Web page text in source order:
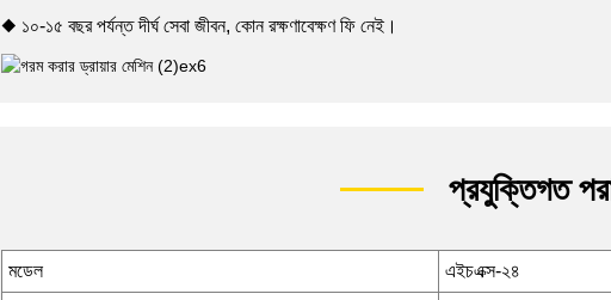
◆ ১০-১৫ বছর পর্যন্ত দীর্ঘ সেবা জীবন, কোন রক্ষণাবেক্ষণ ফি নেই।
প্রযুক্তিগত
মডেল এইচএক্স-২৪